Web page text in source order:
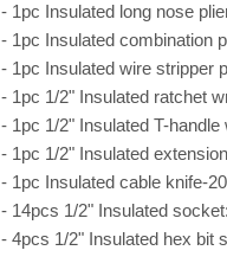
- 1pc Insulated long nose
- 1pc Insulated combination
- 1pc Insulated wire stripper
- 1pc 1/2" Insulated ratchet
- 1pc 1/2" Insulated T-handle
- 1pc 1/2" Insulated
- 1pc Insulated cable knife-
- 14pcs 1/2" Insulated
- 4pcs 1/2" Insulated hex bit